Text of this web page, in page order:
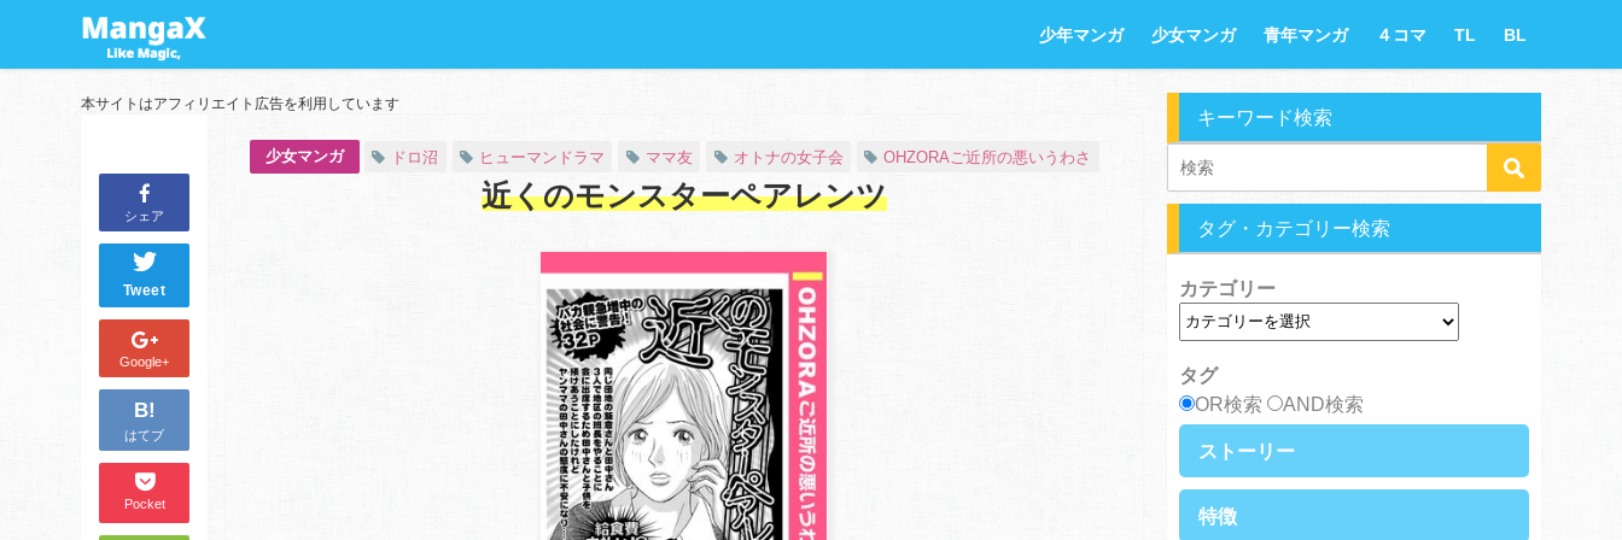
少年マンガ 少女マンガ 青年マンガ ４コマ TL BL
本サイトはアフィリエイト広告を利用しています
シェア
Tweet
Google+
B!
はてブ
Pocket
少女マンガ ドロ沼 ヒューマンドラマ ママ友 オトナの女子会 OHZORAご近所の悪いうわさ
近くのモンスターペアレンツ
キーワード検索
タグ・カテゴリー検索
カテゴリー
タグ
OR検索
AND検索
ストーリー
ラブストーリー
特徴